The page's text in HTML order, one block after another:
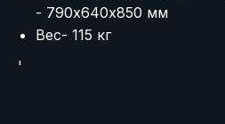
- 790х640х850 мм
Вес- 115 кг
'